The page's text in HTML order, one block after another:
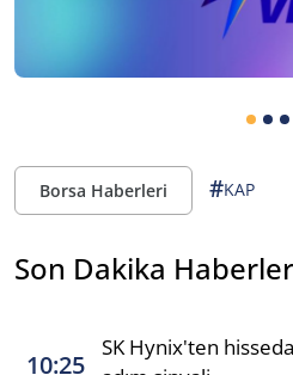
Borsa Haberleri #KAP
Son Dakika Haberler
10:25
SK Hynix'ten